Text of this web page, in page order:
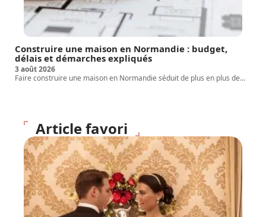
Construire une maison en Normandie : budget,
délais et démarches expliqués
3 août 2026
Faire construire une maison en Normandie séduit de plus en plus de…
Article favori